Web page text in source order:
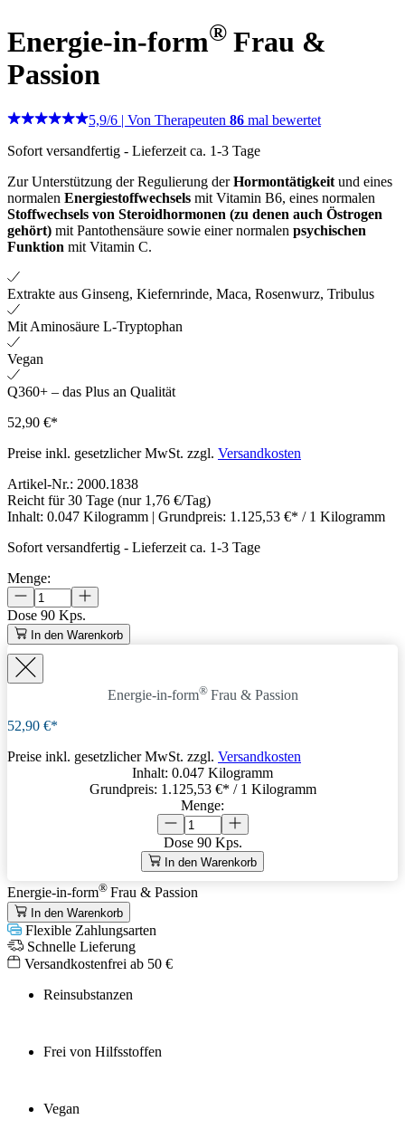
Energie-in-form® Frau &
Passion
5,9/6 | Von Therapeuten 86 mal bewertet
Sofort versandfertig - Lieferzeit ca. 1-3 Tage
Zur Unterstützung der Regulierung derHormontätigkeit und eines
normalen Energiestoffwechsels mit Vitamin B6, eines normalen
Stoffwechsels von Steroidhormonen (zu denen auch Östrogen
gehört) mit Pantothensäure sowie einer normalen psychischen
Funktion mit Vitamin C.
Extrakte aus Ginseng, Kiefernrinde, Maca, Rosenwurz, Tribulus
Mit Aminosäure L-Tryptophan
Vegan
Q360+ – das Plus an Qualität
52,90 €*
Preise inkl. gesetzlicher MwSt. zzgl. Versandkosten
Artikel-Nr.: 2000.1838
Reicht für 30 Tage (nur 1,76 €/Tag)
Inhalt: 0.047 Kilogramm | Grundpreis: 1.125,53 €* / 1 Kilogramm
Sofort versandfertig - Lieferzeit ca. 1-3 Tage
Menge:
Dose 90 Kps.
In den Warenkorb
Energie-in-form® Frau & Passion
52,90 €*
Preise inkl. gesetzlicher MwSt. zzgl. Versandkosten
Inhalt: 0.047 Kilogramm
Grundpreis: 1.125,53 €* / 1 Kilogramm
Menge:
Dose 90 Kps.
In den Warenkorb
Energie-in-form® Frau & Passion
In den Warenkorb
Flexible Zahlungsarten
Schnelle Lieferung
Versandkostenfrei ab 50 €
Reinsubstanzen
Frei von Hilfsstoffen
Vegan